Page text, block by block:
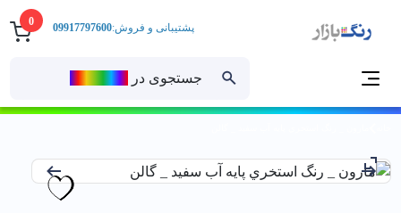
0
جستجوی در
پشتیبانی و فروش:09917797600